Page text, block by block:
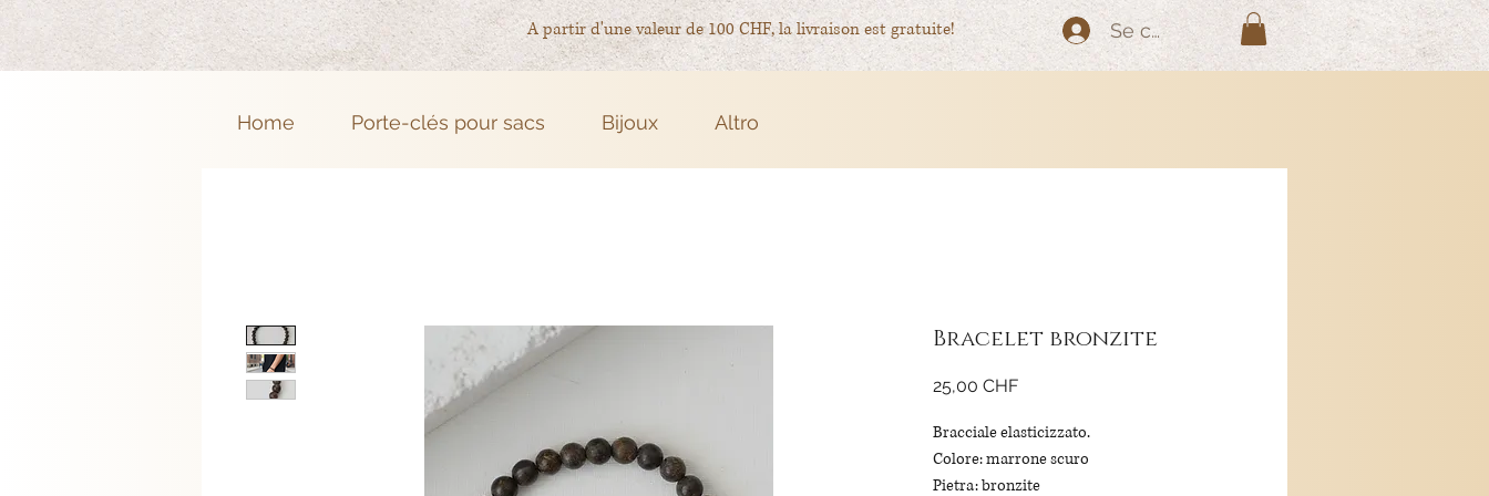
A partir d'une valeur de 100 CHF, la livraison est gratuite! Se connecter
Home Porte-clés pour sacs Bijoux Altro
Bracelet bronzite
25,00 CHFPrix
Bracciale elasticizzato.
Colore: marrone scuro
Pietra: bronzite